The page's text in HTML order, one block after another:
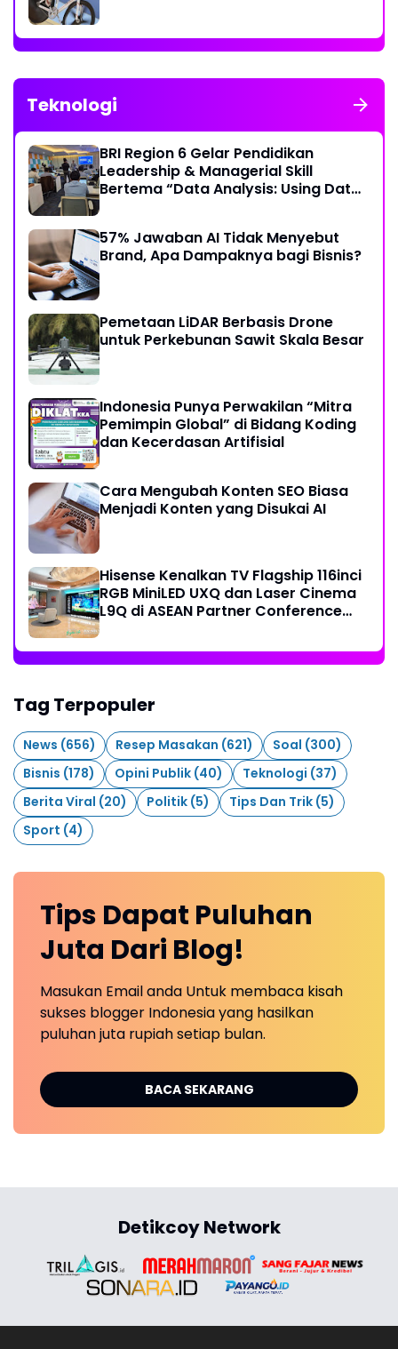
Teknologi
BRI Region 6 Gelar Pendidikan
Leadership & Managerial Skill
Bertema “Data Analysis: Using Data
57% Jawaban AI Tidak Menyebut
Brand, Apa Dampaknya bagi Bisnis?
Pemetaan LiDAR Berbasis Drone
untuk Perkebunan Sawit Skala Besar
Indonesia Punya Perwakilan “Mitra
Pemimpin Global” di Bidang Koding
dan Kecerdasan Artifisial
Cara Mengubah Konten SEO Biasa
Menjadi Konten yang Disukai AI
Hisense Kenalkan TV Flagship 116inci
RGB MiniLED UXQ dan Laser Cinema
L9Q di ASEAN Partner Conference
Tag Terpopuler
News (656) Resep Masakan (621) Soal (300)
Bisnis (178) Opini Publik (40) Teknologi (37)
Berita Viral (20) Politik (5) Tips Dan Trik (5)
Sport (4)
Tips Dapat Puluhan
Juta Dari Blog!
Masukan Email anda Untuk membaca kisah
sukses blogger Indonesia yang hasilkan
puluhan juta rupiah setiap bulan.
BACA SEKARANG
Detikcoy Network